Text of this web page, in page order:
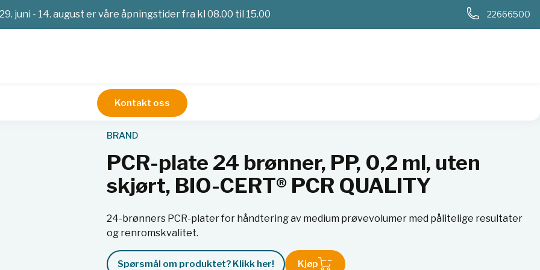
29. juni - 14. august er våre åpningstider fra kl 08.00 til 15.00 22666500
Kontakt oss
PCR-plater PCR-plate 24 brønner, PP, 0,2 ml, uten skjørt, BIO-CERT® PCR QUALITY
BRAND
PCR-plate 24 brønner, PP, 0,2 ml, uten
skjørt, BIO-CERT® PCR QUALITY
24-brønners PCR-plater for håndtering av medium prøvevolumer med pålitelige resultater
og renromskvalitet.
Spørsmål om produktet? Klikk her! Kjøp